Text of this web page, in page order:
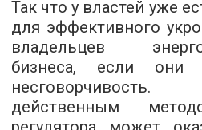
Так что у властей уже
для эффективного
владельцев
бизнеса, если они
действенным